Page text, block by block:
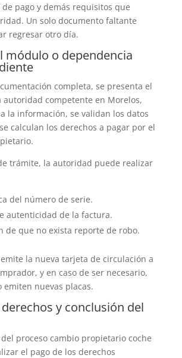
pago y demás requisitos que
Un solo documento faltante
regresar otro día.
módulo o dependencia
completa, se presenta el
competente en Morelos,
la información, se validan los datos
calculan los derechos a pagar por el
trámite, la autoridad puede realizar
del número de serie.
autenticidad de la factura.
de que no exista reporte de robo.
la nueva tarjeta de circulación a
y en caso de ser necesario,
emiten nuevas placas.
derechos y conclusión del
proceso cambio propietario coche
el pago de los derechos